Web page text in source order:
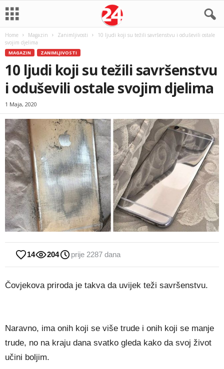
Home Magazin Zanimljivosti
10 ljudi koji su težili savršenstvu i oduševili ostale
svojim djelima
MAGAZIN ZANIMLJIVOSTI
10 ljudi koji su težili savršenstvu
i oduševili ostale svojim djelima
1 Maja, 2020
14 204 prije 2287 dana
Čovjekova priroda je takva da uvijek teži savršenstvu.
Naravno, ima onih koji se više trude i onih koji se manje
trude, no na kraju dana svatko gleda kako da svoj život
učini boljim.